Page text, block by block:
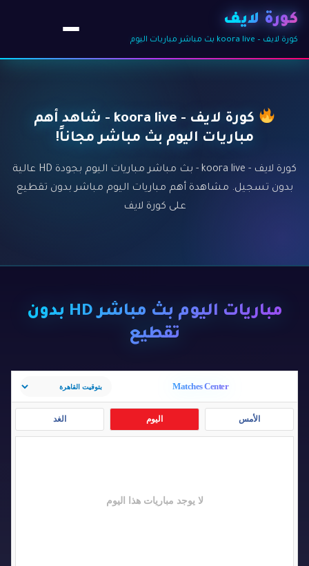
كورة لايف
كورة لايف – koora live بث مباشر مباريات اليوم
كورة لايف - koora live - شاهد أهم
مباريات اليوم بث مباشر مجاناً!
كورة لايف - koora live - بث مباشر مباريات اليوم بجودة HD عالية
بدون تسجيل. مشاهدة أهم مباريات اليوم مباشر بدون تقطيع
على كورة لايف
مباريات اليوم بث مباشر HD بدون
تقطيع
Matches Center
الأمس اليوم الغد
لا يوجد مباريات هذا اليوم